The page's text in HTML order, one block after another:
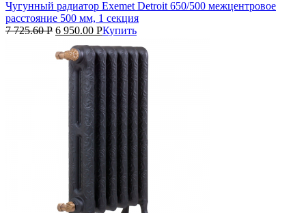
Чугунный радиатор Exemet Detroit 650/500 межцентровое
расстояние 500 мм, 1 секция
7 725.60Р 6 950.00 РКупить